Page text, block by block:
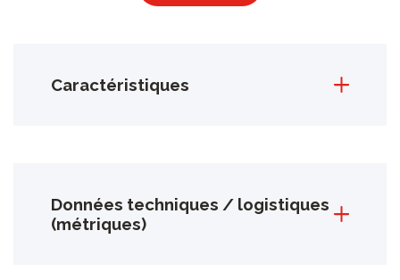
Caractéristiques
Données techniques / logistiques
(métriques)